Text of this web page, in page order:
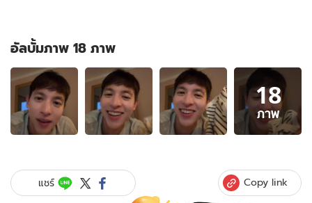
อัลบั้มภาพ 18 ภาพ
อัลบั้ม
ภาพ
18
ภาพ
ของ
รายุ"
บิน
18
ภาพ
แชร์ Copy link